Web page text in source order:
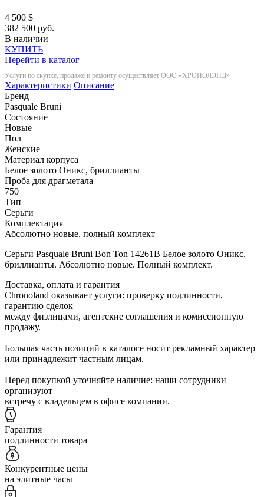
4 500 $
382 500 руб.
В наличии
КУПИТЬ
Перейти в каталог
Услуги по скупке, продаже и ремонту осуществляет ООО «ХРОНОЛЭНД»
Характеристики Описание
Бренд
Pasquale Bruni
Состояние
Новые
Пол
Женские
Материал корпуса
Белое золото Оникс, бриллианты
Проба для драгметала
750
Тип
Серьги
Комплектация
Абсолютно новые, полный комплект
Серьги Pasquale Bruni Bon Ton 14261B Белое золото Оникс,
бриллианты. Абсолютно новые. Полный комплект.
Доставка, оплата и гарантия
Chronoland оказывает услуги: проверку подлинности,
гарантию сделок
между физлицами, агентские соглашения и комиссионную
продажу.
Большая часть позиций в каталоге носит рекламный характер
или принадлежит частным лицам.
Перед покупкой уточняйте наличие: наши сотрудники
организуют
встречу с владельцем в офисе компании.
Гарантия
подлинности товара
Конкурентные цены
на элитные часы